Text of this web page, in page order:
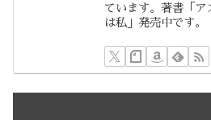
ています。著書「ア
は私」発売中です。